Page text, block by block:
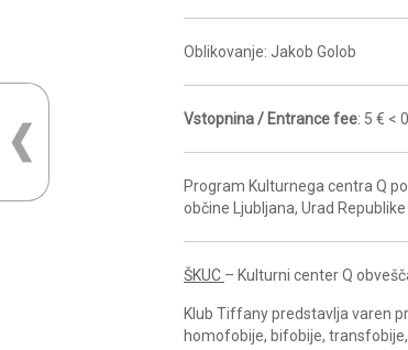
Oblikovanje: Jakob Golob
Vstopnina / Entrance fee: 5 € <
Program Kulturnega centra Q
občine Ljubljana, Urad
ŠKUC – Kulturni center Q
Klub Tiffany predstavlja varen
homofobije, bifobije,